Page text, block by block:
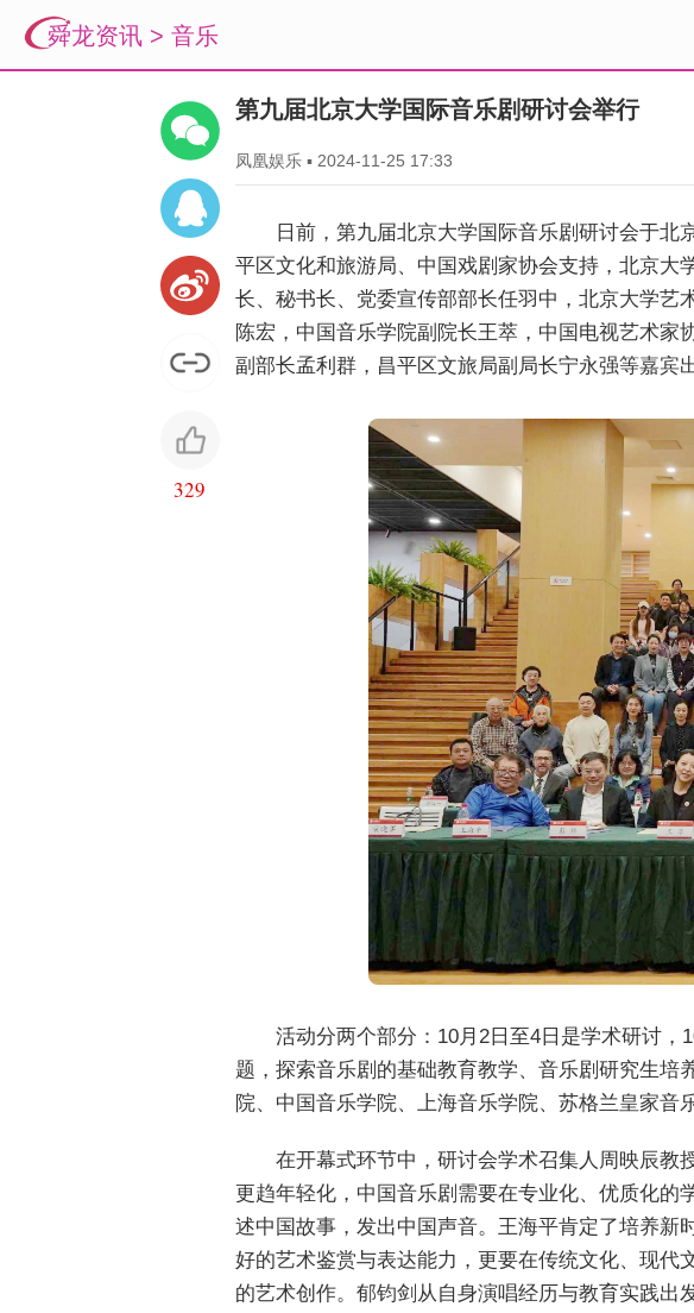
舜龙资讯 > 音乐
329
第九届北京大学国际音乐剧研讨会举行
凤凰娱乐▪ 2024-11-25 17:33
日前，第九届北京大学国际音乐剧研讨会于
平区文化和旅游局、中国戏剧家协会支持，北京大
长、秘书长、党委宣传部部长任羽中，北京大学艺
陈宏，中国音乐学院副院长王萃，中国电视艺术
副部长孟利群，昌平区文旅局副局长宁永强等嘉宾
活动分两个部分：10月2日至4日是学术研讨，
题，探索音乐剧的基础教育教学、音乐剧研究生
院、中国音乐学院、上海音乐学院、苏格兰皇家音
在开幕式环节中，研讨会学术召集人周映辰教
更趋年轻化，中国音乐剧需要在专业化、优质化
述中国故事，发出中国声音。王海平肯定了培养新
好的艺术鉴赏与表达能力，更要在传统文化、现
的艺术创作。郁钧剑从自身演唱经历与教育实践